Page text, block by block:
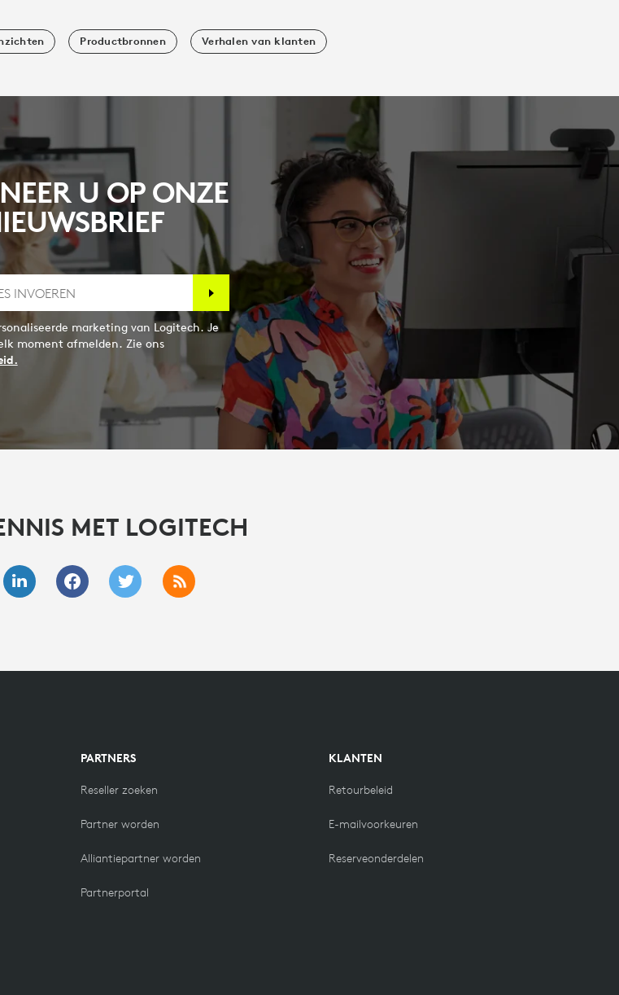
Productbronnen Verhalen van klanten
U OP ONZE
marketing van Logitech. Je
moment afmelden. Zie ons
MET LOGITECH
PARTNERS
Reseller zoeken
Partner worden
Alliantiepartner worden
Partnerportal
KLANTEN
Retourbeleid
E-mailvoorkeuren
Reserveonderdelen